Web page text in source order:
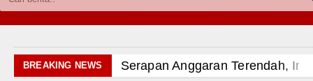
BREAKING NEWS
Soroti Kinerja Kadis Perkimcikataru Medan